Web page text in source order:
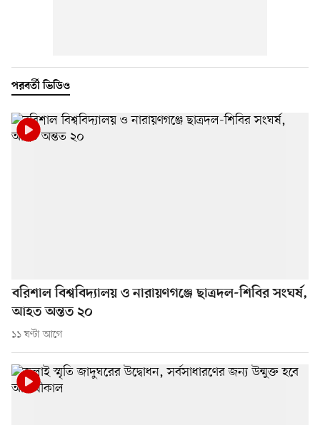
পরবর্তী ভিডিও
বরিশাল বিশ্ববিদ্যালয় ও নারায়ণগঞ্জে ছাত্রদল-শিবির সংঘর্ষ,
আহত অন্তত ২০
১১ ঘণ্টা আগে